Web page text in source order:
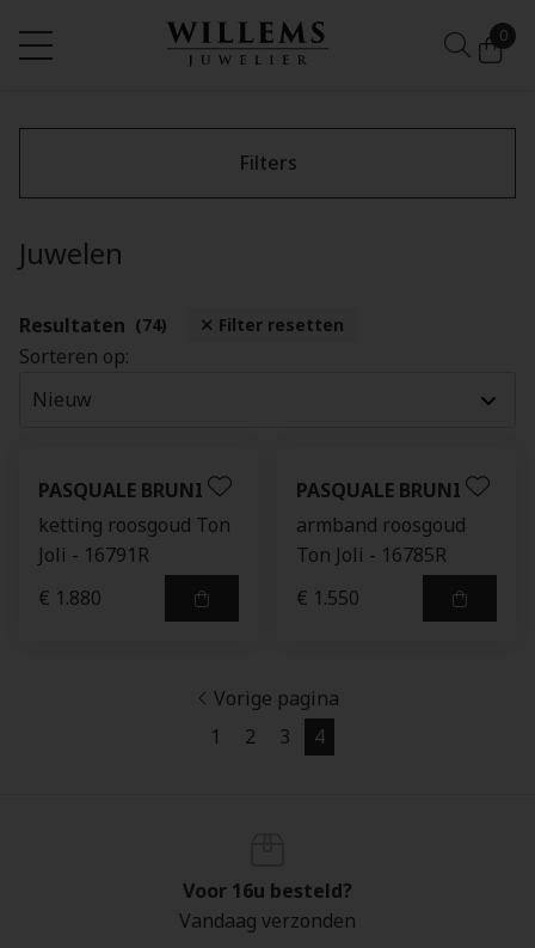
0
Filters
Juwelen
Resultaten (74) Filter resetten
Sorteren op:
PASQUALE BRUNI
ketting roosgoud Ton
Joli - 16791R
€ 1.880
PASQUALE BRUNI
armband roosgoud
Ton Joli - 16785R
€ 1.550
Vorige pagina
1
2 3 4
Voor 16u besteld?
Vandaag verzonden